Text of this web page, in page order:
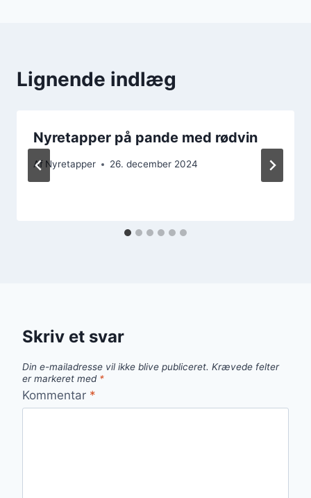
Lignende indlæg
Nyretapper på pande med rødvin
Af Nyretapper 26. december 2024
Skriv et svar
Din e-mailadresse vil ikke blive publiceret. Krævede felter
er markeret med *
Kommentar *